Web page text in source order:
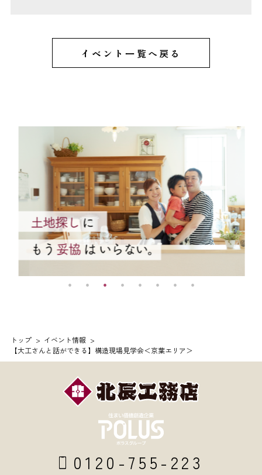
イベント一覧へ戻る
トップ
イベント情報
【大工さんと話ができる】構造現場見学会＜京葉エリア＞
0120-755-223